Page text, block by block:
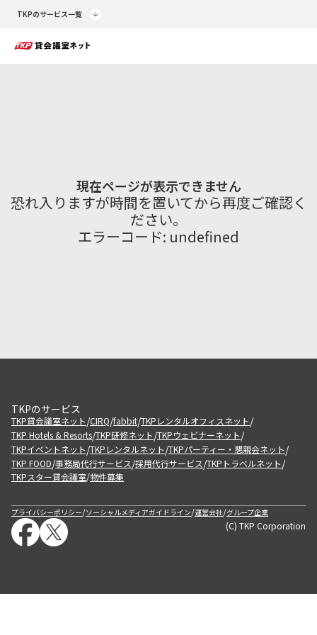
TKPのサービス一覧
現在ページが表示できません
恐れ入りますが時間を置いてから再度ご確認く
ださい。
エラーコード: undefined
TKPのサービス
TKP貸会議室ネット/CIRQ/fabbit/TKPレンタルオフィスネット/
TKP Hotels & Resorts/TKP研修ネット/TKPウェビナーネット/
TKPイベントネット/TKPレンタルネット/TKPパーティー・懇親会ネット/
TKP FOOD/事務局代行サービス/採用代行サービス/TKPトラベルネット/
TKPスター貸会議室/物件募集
プライバシーポリシー/ソーシャルメディアガイドライン/運営会社/グループ企業
(C) TKP Corporation